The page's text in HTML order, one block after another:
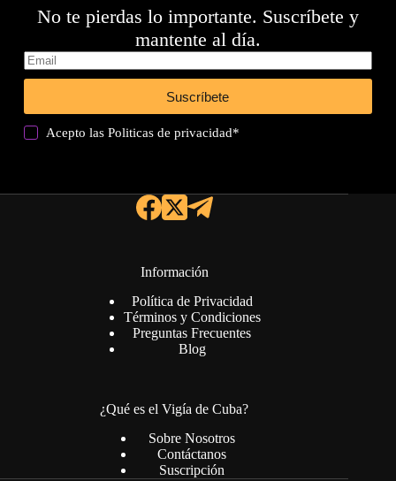
No te pierdas lo importante. Suscríbete y
mantente al día.
Suscríbete
Acepto lasPoliticas de privacidad*
Información
Política de Privacidad
Términos y Condiciones
Preguntas Frecuentes
Blog
¿Qué es el Vigía de Cuba?
Sobre Nosotros
Contáctanos
Suscripción